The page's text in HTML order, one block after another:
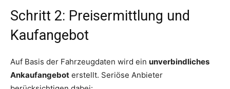
Schritt 2: Preisermittlung und
Kaufangebot
Auf Basis der Fahrzeugdaten wird ein unverbindliches
Ankaufangebot erstellt. Seriöse Anbieter